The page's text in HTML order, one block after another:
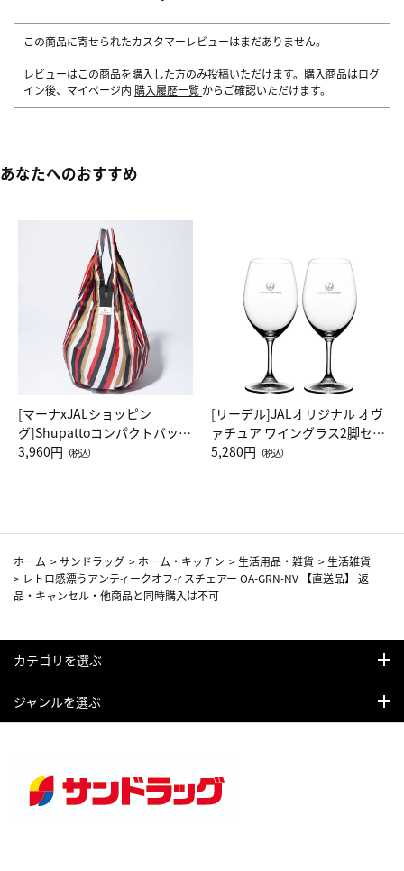
この商品に寄せられたカスタマーレビューはまだありません。
レビューはこの商品を購入した方のみ投稿いただけます。購入商品はログ
イン後、マイページ内 購入履歴一覧 からご確認いただけます。
あなたへのおすすめ
[マーナxJALショッピン
グ]Shupattoコンパクトバッグ
Drop JAL客室乗務員（LC）ス
3,960円 （税込）
[リーデル]JALオリジナル オヴ
ァチュア ワイングラス2脚セッ
ト（レッドワイン）
5,280円 （税込）
ホーム >サンドラッグ > ホーム・キッチン > 生活用品・雑貨 > 生活雑貨
> レトロ感漂うアンティークオフィスチェアー OA-GRN-NV 【直送品】 返
品・キャンセル・他商品と同時購入は不可
カテゴリを選ぶ
ジャンルを選ぶ